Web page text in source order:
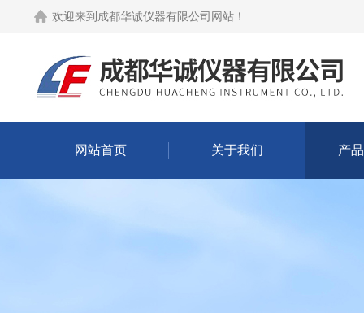
欢迎来到 成都华诚仪器有限公司网站 ！
网站首页 关于我们 产